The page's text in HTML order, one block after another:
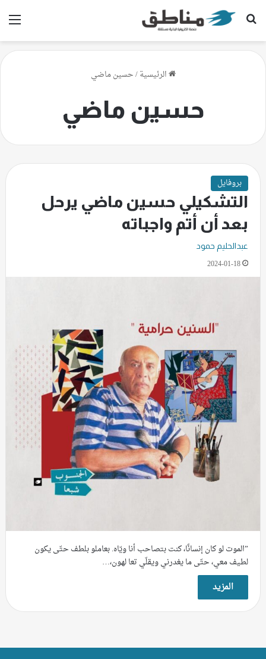
بحث عن
الرئيسية/حسين ماضي
حسين ماضي
بروفايل
التشكيلي حسين ماضي يرحل
بعد أن أتم واجباته
عبدالحليم حمود
2024-01-18
”الموت لو كان إنسانًا، كنت بتصاحب أنا ويّاه. بعاملو بلطف حتّى يكون
لطيف معي، حتّى ما يغدرني ويقلّي تعا لهون،…
المزيد